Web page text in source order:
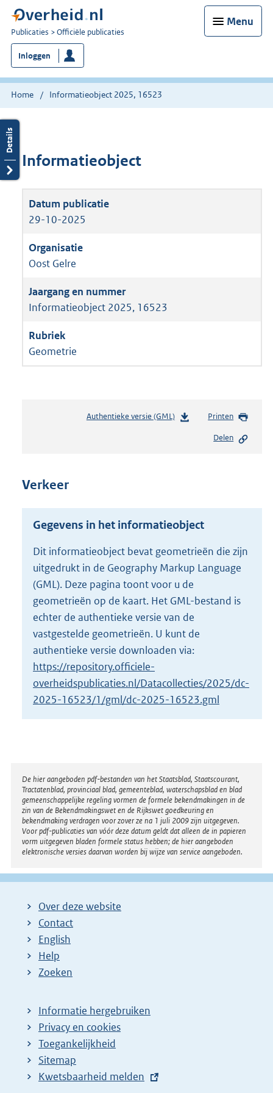
Menu
U
bent
nu
hier:
Publicaties Officiële publicaties
Inloggen
Home Informatieobject 2025, 16523
Informatieobject
29-10-2025
Oost Gelre
Informatieobject 2025, 16523
Geometrie
Authentieke versie (GML)b
s
r
o
t
t
e
9
K
b
Printen
Delen
Verkeer
Gegevens in het informatieobject
Dit informatieobject bevat geometrieën die zijn
uitgedrukt in de Geography Markup Language
(GML). Deze pagina toont voor u de
geometrieën op de kaart. Het GML-bestand is
echter de authentieke versie van de
vastgestelde geometrieën. U kunt de
authentieke versie downloaden via:
https://repository.officiele-
overheidspublicaties.nl/Datacollecties/2025/dc-
2025-16523/1/gml/dc-2025-16523.gml
Disclaimer
De hier aangeboden pdf-bestanden van het Staatsblad, Staatscourant,
Tractatenblad, provinciaal blad, gemeenteblad, waterschapsblad en blad
gemeenschappelijke regeling vormen de formele bekendmakingen in de
zin van de Bekendmakingswet en de Rijkswet goedkeuring en
bekendmaking verdragen voor zover ze na 1 juli 2009 zijn uitgegeven.
Voor pdf-publicaties van vóór deze datum geldt dat alleen de in papieren
vorm uitgegeven bladen formele status hebben; de hier aangeboden
elektronische versies daarvan worden bij wijze van service aangeboden.
Over deze website
Contact
English
Help
Zoeken
Informatie hergebruiken
Privacy en cookies
Toegankelijkheid
Sitemap
E
Kwetsbaarheid melden